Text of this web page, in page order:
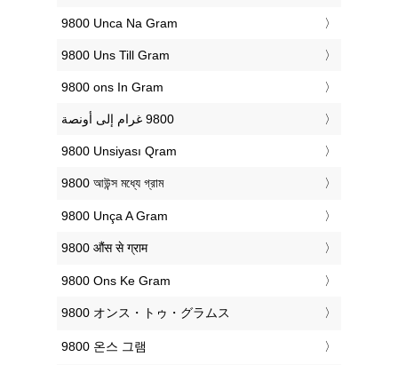
‎9800 Unca Na Gram
‎9800 Uns Till Gram
‎9800 ons In Gram
‎9800 Unsiyası Qram
‎9800 আউন্স মধ্যে গ্রাম
‎9800 Unça A Gram
‎9800 औंस से ग्राम
‎9800 Ons Ke Gram
‎9800 オンス・トゥ・グラムス
‎9800 온스 그램